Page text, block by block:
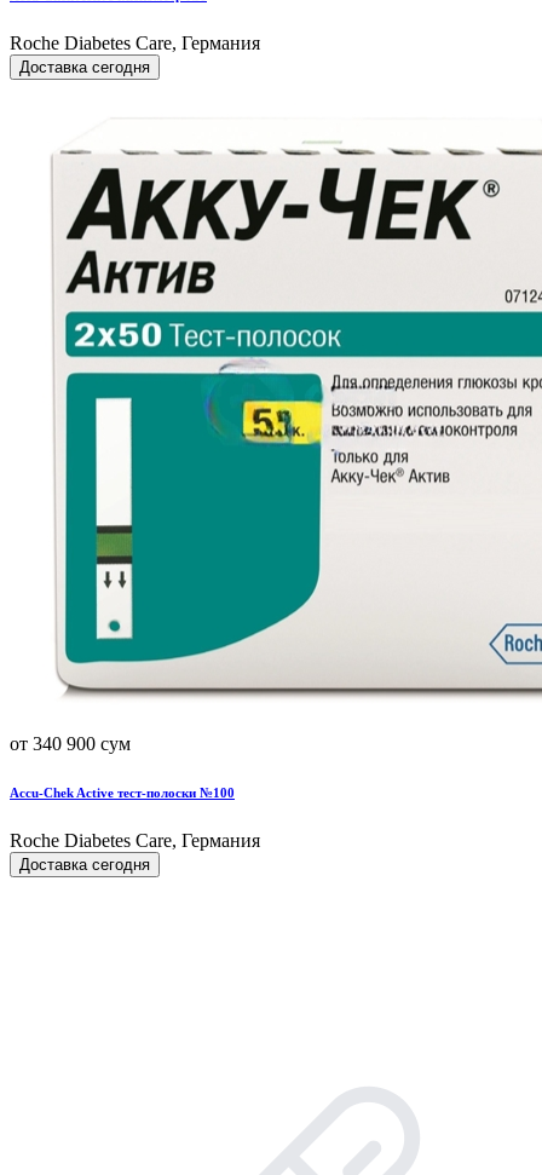
Roche Diabetes Care, Германия
Доставка сегодня
от 340 900 сум
Accu-Chek Active тест-полоски №100
Roche Diabetes Care, Германия
Доставка сегодня